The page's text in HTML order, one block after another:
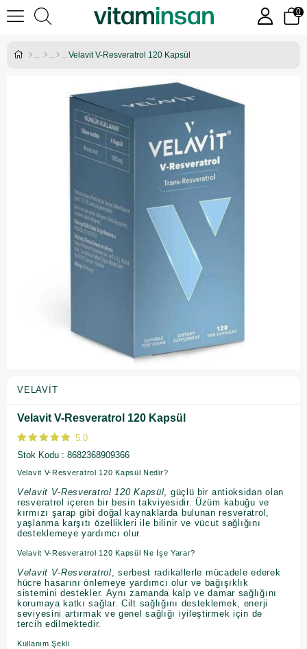
0
Velavit V-Resveratrol 120 Kapsül
VELAVIT
Velavit V-Resveratrol 120 Kapsül
5.0
Stok Kodu
8682368909366
Velavit V-Resveratrol 120 Kapsül Nedir?
Velavit V-Resveratrol 120 Kapsül, güçlü bir antioksidan olan
resveratrol içeren bir besin takviyesidir. Üzüm kabuğu ve
kırmızı şarap gibi doğal kaynaklarda bulunan resveratrol,
yaşlanma karşıtı özellikleri ile bilinir ve vücut sağlığını
desteklemeye yardımcı olur.
Velavit V-Resveratrol 120 Kapsül Ne İşe Yarar?
Velavit V-Resveratrol, serbest radikallerle mücadele ederek
hücre hasarını önlemeye yardımcı olur ve bağışıklık
sistemini destekler. Aynı zamanda kalp ve damar sağlığını
korumaya katkı sağlar. Cilt sağlığını desteklemek, enerji
seviyesini artırmak ve genel sağlığı iyileştirmek için de
tercih edilmektedir.
Kullanım Şekli